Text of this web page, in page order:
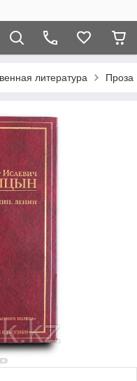
литература Проза